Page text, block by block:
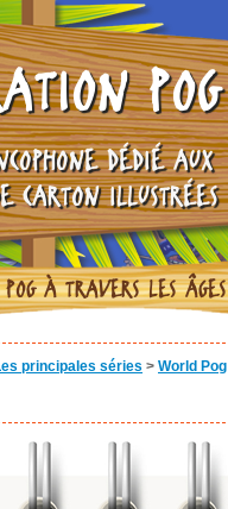
POG
DÉDIÉ AUX
CARTON ILLUSTRÉES
À TRAVERS LES ÂGES
principales séries > World